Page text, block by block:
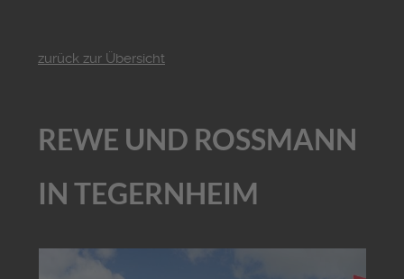
zurück zur Übersicht
REWE UND ROSSMANN
IN TEGERNHEIM